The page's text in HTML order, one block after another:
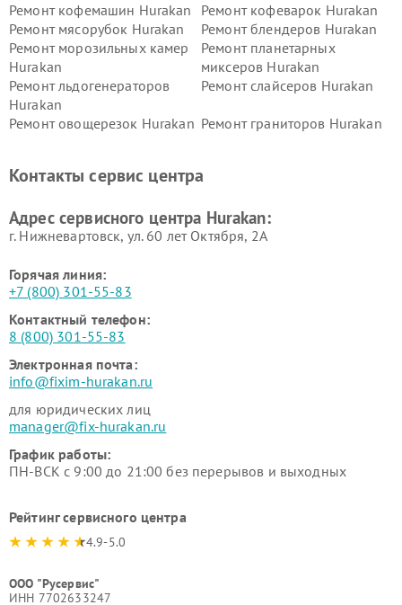
Ремонт кофемашин Hurakan
Ремонт кофеварок Hurakan
Ремонт мясорубок Hurakan
Ремонт блендеров Hurakan
Ремонт морозильных камер
Hurakan
Ремонт планетарных
миксеров Hurakan
Ремонт льдогенераторов
Hurakan
Ремонт слайсеров Hurakan
Ремонт овощерезок Hurakan Ремонт граниторов Hurakan
Hurakan
Контакты сервис центра
Адрес сервисного центра Hurakan:
г. Нижневартовск, ул. 60 лет Октября, 2А
Горячая линия:
+7 (800) 301-55-83
Контактный телефон:
8 (800) 301-55-83
Электронная почта:
info@fixim-hurakan.ru
для юридических лиц
manager@fix-hurakan.ru
График работы:
ПН-ВСК с 9:00 до 21:00 без перерывов и выходных
Рейтинг сервисного центра
4.9-5.0
ООО "Русервис"
ИНН 7702633247